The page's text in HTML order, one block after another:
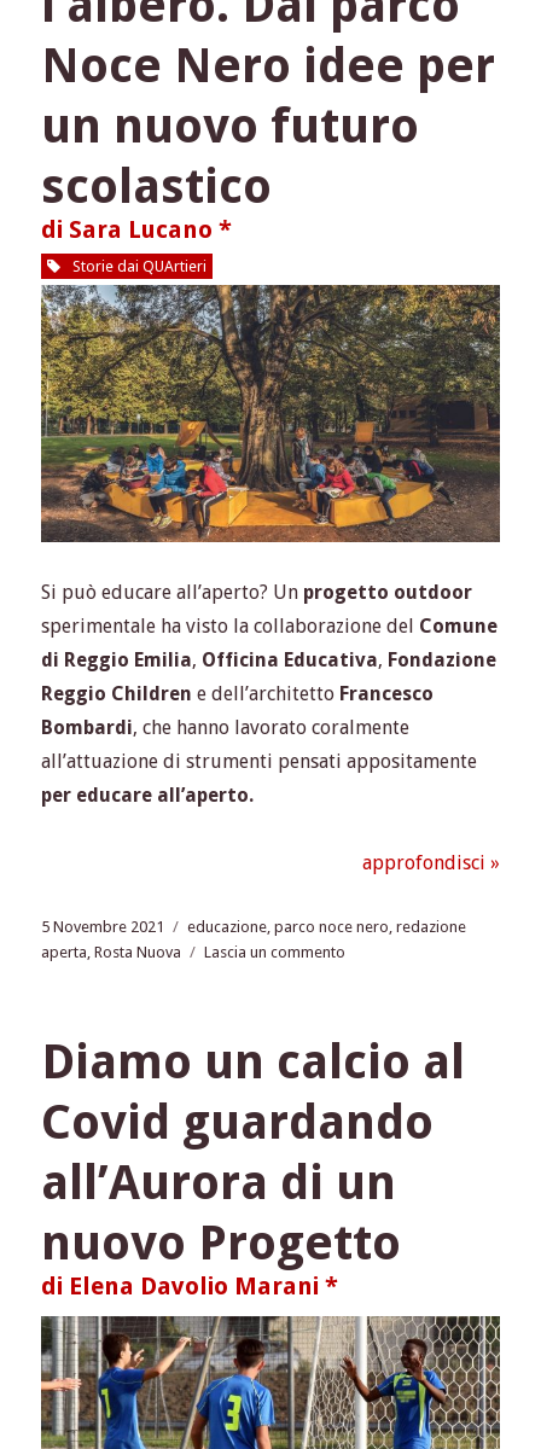
Noce Nero idee per
un nuovo futuro
scolastico
di Sara Lucano *
Storie dai QUArtieri
Si può educare all’aperto? Un progetto outdoor
sperimentale ha visto la collaborazione del Comune
di Reggio Emilia, Officina Educativa, Fondazione
Reggio Children e dell’architetto Francesco
Bombardi, che hanno lavorato coralmente
all’attuazione di strumenti pensati appositamente
per educare all’aperto.
approfondisci »
Pubblicato
il
5 Novembre 2021 Tag
educazione,parco noce nero,redazione
aperta,Rosta Nuova Lascia un commento
l’albero.
Dal
Noce
idee
per
un
nuovo
Diamo un calcio al
Covid guardando
all’Aurora di un
nuovo Progetto
di Elena Davolio Marani *